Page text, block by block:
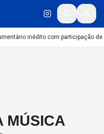
inédito com participação de
MÚSICA